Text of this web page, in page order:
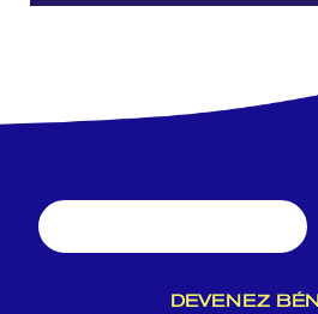
DEVENEZ